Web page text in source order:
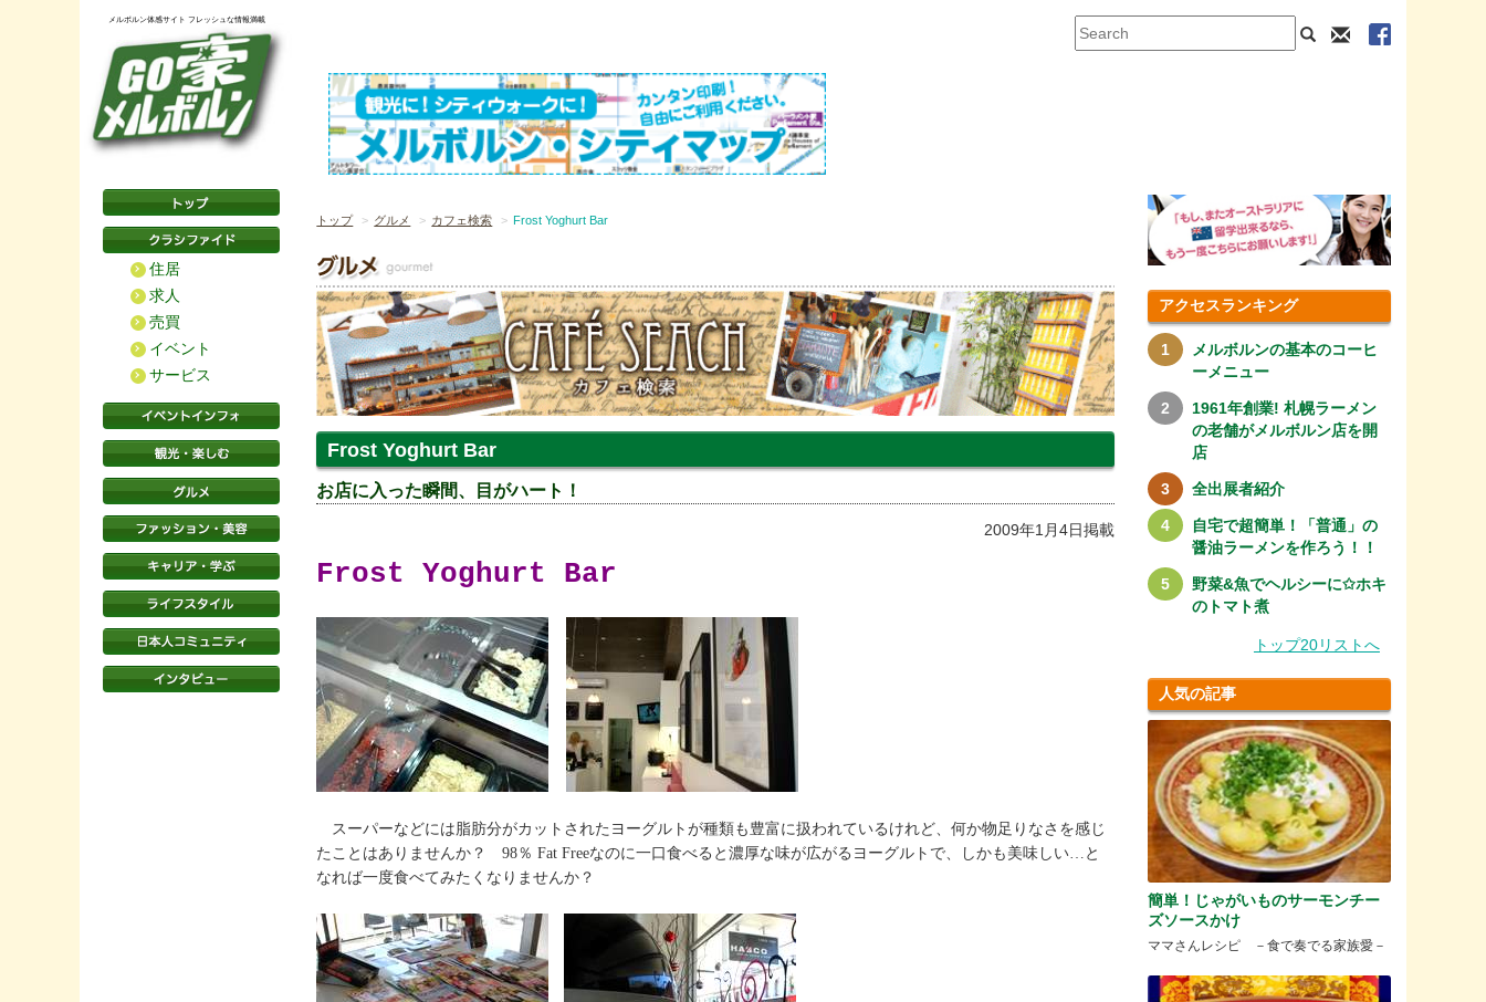
メルボルン体感サイト フレッシュな情報満載
住居
求人
売買
イベント
サービス
トップ グルメ カフェ検索 Frost Yoghurt Bar
Frost Yoghurt Bar
お店に入った瞬間、目がハート！
2009年1月4日掲載
Frost Yoghurt Bar
スーパーなどには脂肪分がカットされたヨーグルトが種類も豊富に扱われているけれど、何か物足りなさを感じ
たことはありませんか？ 98％ Fat Freeなのに一口食べると濃厚な味が広がるヨーグルトで、しかも美味しい…と
なれば一度食べてみたくなりませんか？
アクセスランキング
メルボルンの基本のコーヒ
ーメニュー
1961年創業! 札幌ラーメン
の老舗がメルボルン店を開
店
全出展者紹介
自宅で超簡単！「普通」の
醤油ラーメンを作ろう！！
野菜&魚でヘルシーに✩ホキ
のトマト煮
トップ20リストへ
人気の記事
簡単！じゃがいものサーモンチー
ズソースかけ
ママさんレシピ －食で奏でる家族愛－